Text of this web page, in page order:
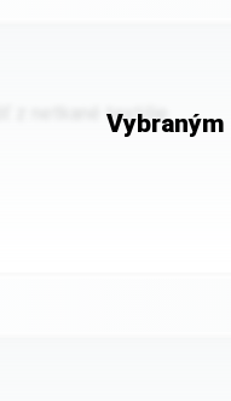
z netkané textilie